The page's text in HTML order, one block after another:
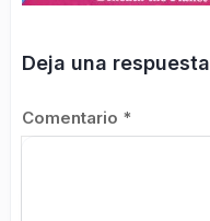
Deja una respuesta
Comentario *